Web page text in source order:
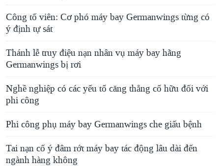
Công tố viên: Cơ phó máy bay Germanwings từng có
ý định tự sát
Thánh lễ truy điệu nạn nhân vụ máy bay hãng
Germanwings bị rơi
Nghề nghiệp có các yếu tố căng thẳng cố hữu đối với
phi công
Phi công phụ máy bay Germanwings che giấu bệnh
Tai nạn cố ý đâm rớt máy bay tác động lâu dài đến
ngành hàng không